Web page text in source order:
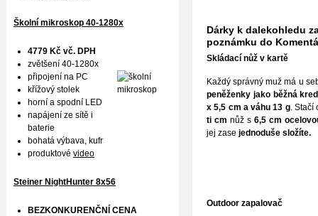
Dárky k dalekohledu
poznámku do
Skládací nůž v kartě
Každý správný muž má u
peněženky jako běžná
x5,5 cm a váhu 13 g. Stačí
ti cm nůž s 6,5 cm
jej zase jednoduše složíte.
Outdoor zapalovač
Školní mikroskop 40-1280x
4779 Kč vč. DPH
zvětšení 40-1280x
připojení na PC
křížový stolek
horní a spodní LED
napájení ze sítě i
baterie
bohatá výbava, kufr
produktové video
Steiner NightHunter 8x56
BEZKONKURENČNÍ CENA